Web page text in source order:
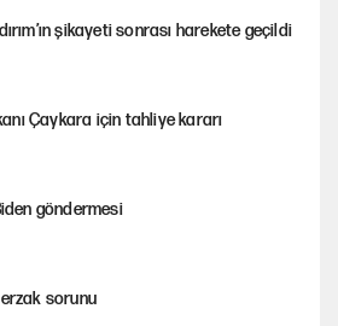
şikayeti sonrası harekete geçildi
Çaykara için tahliye kararı
göndermesi
erzak sorunu